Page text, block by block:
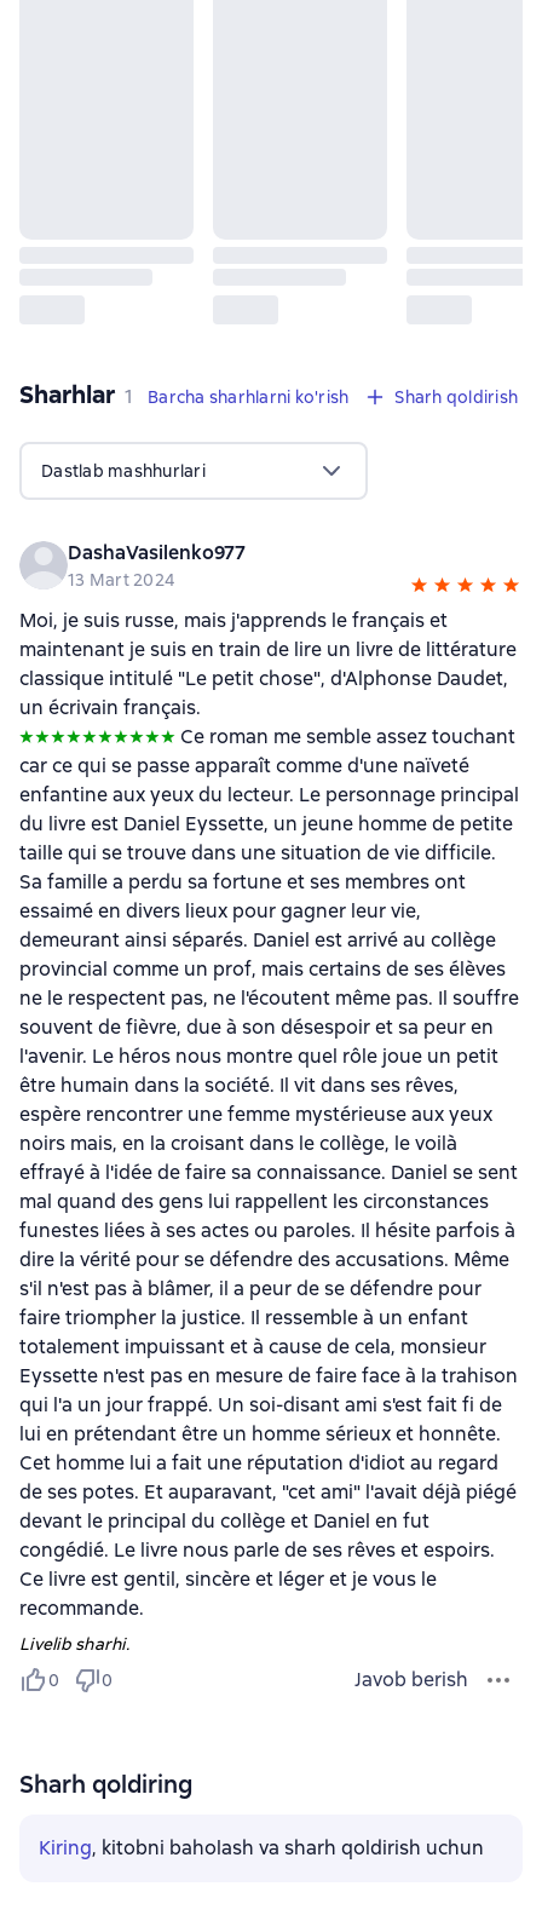
Sharhlar 1 sharh
1 Barcha sharhlarni ko'rish Sharh qoldirish
Dastlab mashhurlari
DashaVasilenko977
13 Mart 2024
Moi, je suis russe, mais j'apprends le français et
maintenant je suis en train de lire un livre de littérature
classique intitulé "Le petit chose", d'Alphonse Daudet,
un écrivain français.
Ce roman me semble assez touchant
car ce qui se passe apparaît comme d'une naïveté
enfantine aux yeux du lecteur. Le personnage principal
du livre est Daniel Eyssette, un jeune homme de petite
taille qui se trouve dans une situation de vie difficile.
Sa famille a perdu sa fortune et ses membres ont
essaimé en divers lieux pour gagner leur vie,
demeurant ainsi séparés. Daniel est arrivé au collège
provincial comme un prof, mais certains de ses élèves
ne le respectent pas, ne l'écoutent même pas. Il souffre
souvent de fièvre, due à son désespoir et sa peur en
l'avenir. Le héros nous montre quel rôle joue un petit
être humain dans la société. Il vit dans ses rêves,
espère rencontrer une femme mystérieuse aux yeux
noirs mais, en la croisant dans le collège, le voilà
effrayé à l'idée de faire sa connaissance. Daniel se sent
mal quand des gens lui rappellent les circonstances
funestes liées à ses actes ou paroles. Il hésite parfois à
dire la vérité pour se défendre des accusations. Même
s'il n'est pas à blâmer, il a peur de se défendre pour
faire triompher la justice. Il ressemble à un enfant
totalement impuissant et à cause de cela, monsieur
Eyssette n'est pas en mesure de faire face à la trahison
qui l'a un jour frappé. Un soi-disant ami s'est fait fi de
lui en prétendant être un homme sérieux et honnête.
Cet homme lui a fait une réputation d'idiot au regard
de ses potes. Et auparavant, "cet ami" l'avait déjà piégé
devant le principal du collège et Daniel en fut
congédié. Le livre nous parle de ses rêves et espoirs.
Ce livre est gentil, sincère et léger et je vous le
recommande.
Livelib sharhi.
0
0 Javob berish
Sharh qoldiring
Kiring, kitobni baholash va sharh qoldirish uchun